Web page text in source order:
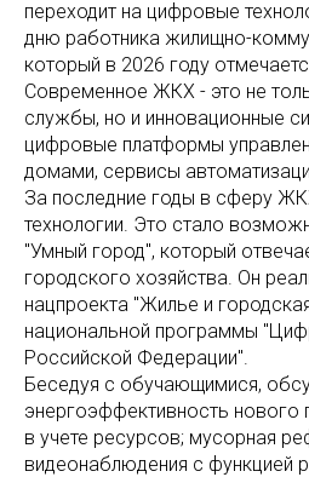
переходит на цифровые
дню работника жилищно-
который в 2026 году
Современное ЖКХ - это не
службы, но и инновационные
цифровые платформы
домами, сервисы
За последние годы в сферу
технологии. Это стало
"Умный город", который
городского хозяйства. Он
нацпроекта "Жилье и
национальной программы
Российской Федерации".
Беседуя с обучающимися,
энергоэффективность нового
в учете ресурсов; мусорная
видеонаблюдения с функцией